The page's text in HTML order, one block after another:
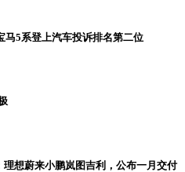
马5系登上汽车投诉排名第二位
想蔚来小鹏岚图吉利，公布一月交付